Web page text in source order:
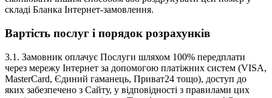
складі Бланка Інтернет-замовлення.
Вартість послуг і порядок розрахунків
3.1. Замовник оплачує Послуги шляхом 100% передплати
через мережу Інтернет за допомогою платіжних систем (VISA,
MasterCard, Єдиний гаманець, Приват24 тощо), доступ до
яких забезпечено з Сайту, у відповідності з правилами цих